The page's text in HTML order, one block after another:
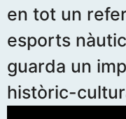
en tot un
esports
guarda un
històric-